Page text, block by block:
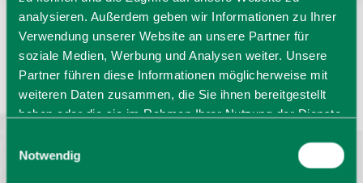
analysieren. Außerdem geben wir Informationen zu Ihrer
Verwendung unserer Website an unsere Partner für
soziale Medien, Werbung und Analysen weiter. Unsere
Partner führen diese Informationen möglicherweise mit
weiteren Daten zusammen, die Sie ihnen bereitgestellt
haben oder die sie im Rahmen Ihrer Nutzung der Dienste
Cookies, wenn Sie unsere Webseite weiterhin nutzen.
Notwendig
Sprache wählen:DE EN IT
Barrierefrei reisen Filmregion
Prospekte
Kontakt
Impressum
Datenschutz
Bayern - traditionell anders